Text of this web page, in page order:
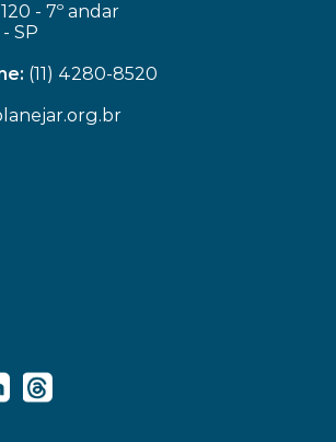
- 7º andar
SP
(11) 4280-8520